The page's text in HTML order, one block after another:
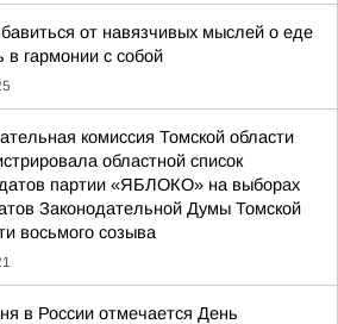
от навязчивых мыслей о еде
в гармонии с собой
комиссия Томской области
областной список
партии «ЯБЛОКО» на выборах
Законодательной Думы Томской
восьмого созыва
в России отмечается День